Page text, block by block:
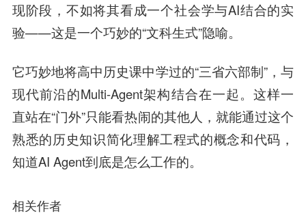
现阶段，不如将其看成一个社会学与AI结合的实
验——这是一个巧妙的“文科生式”隐喻。
它巧妙地将高中历史课中学过的“三省六部制”，与
现代前沿的Multi-Agent架构结合在一起。这样一
直站在“门外”只能看热闹的其他人，就能通过这个
熟悉的历史知识简化理解工程式的概念和代码，
知道AI Agent到底是怎么工作的。
相关作者